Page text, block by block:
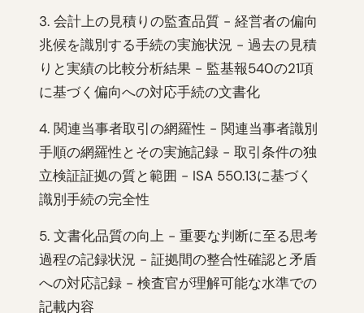
3. 会計上の見積りの監査品質 - 経営者の偏向
兆候を識別する手続の実施状況 - 過去の見積
りと実績の比較分析結果 - 監基報540の21項
に基づく偏向への対応手続の文書化
4. 関連当事者取引の網羅性 - 関連当事者識別
手順の網羅性とその実施記録 - 取引条件の独
立検証証拠の質と範囲 - ISA 550.13に基づく
識別手続の完全性
5. 文書化品質の向上 - 重要な判断に至る思考
過程の記録状況 - 証拠間の整合性確認と矛盾
への対応記録 - 検査官が理解可能な水準での
記載内容